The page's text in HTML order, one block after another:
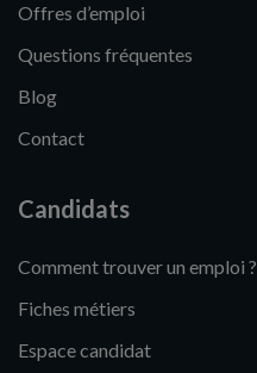
Offres d’emploi
Questions fréquentes
Blog
Contact
Candidats
Comment trouver un emploi ?
Fiches métiers
Espace candidat